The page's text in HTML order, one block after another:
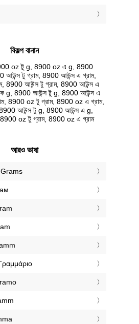
বিকল্প বানান
oz টু g, 8900 oz এ g, 8900
আউন্স টু গ্রাম, 8900 আউন্স এ গ্রাম,
8900 আউন্স টু গ্রাম, 8900 আউন্স এ
g, 8900 আউন্স টু g, 8900 আউন্স এ
8900 oz টু গ্রাম, 8900 oz এ গ্রাম,
আউন্স টু g, 8900 আউন্স এ g,
oz টু গ্রাম, 8900 oz এ গ্রাম
আরও ভাষা